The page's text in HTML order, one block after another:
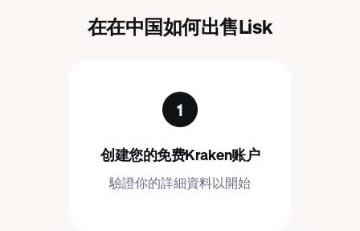
在在中国如何出售Lisk
创建您的免费Kraken账户
驗證你的詳細資料以開始